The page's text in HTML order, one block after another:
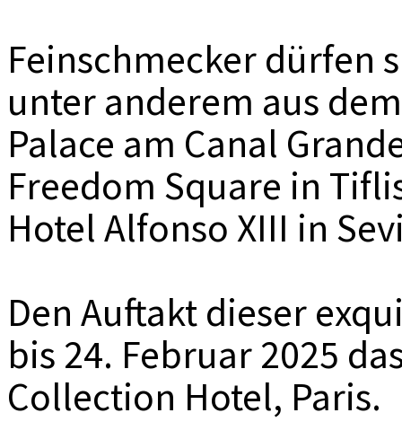
Feinschmecker dürfen
unter anderem aus
Palace am Canal
Freedom Square in
Hotel Alfonso XIII in
Den Auftakt dieser
bis 24. Februar 2025
Collection Hotel, Paris.